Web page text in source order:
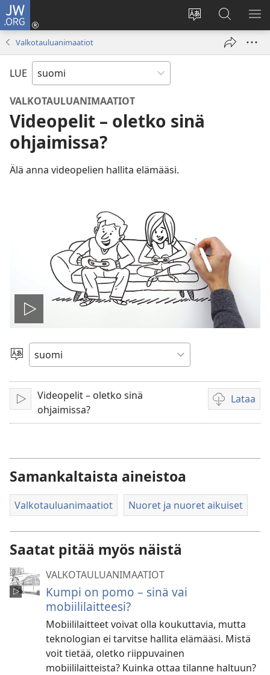
JW.ORG
Vaihda
sivuston
Kirjaudu
(avaa
Hae
JW.ORG-
sivustolta
Valkotauluanimaatiot
LUE
VALKOTAULUANIMAATIOT
Videopelit – oletko sinä
ohjaimissa?
Älä anna videopelien hallita elämääsi.
Toista
video
Valitse
Toista
Videopelit – oletko sinä
ohjaimissa?
Lataa
Videoiden
Samankaltaista aineistoa
Valkotauluanimaatiot Nuoret ja nuoret aikuiset
Saatat pitää myös näistä
VALKOTAULUANIMAATIOT
Kumpi on pomo – sinä vai
mobiililaitteesi?
Mobiililaitteet voivat olla koukuttavia, mutta
teknologian ei tarvitse hallita elämääsi. Mistä
voit tietää, oletko riippuvainen
mobiililaitteista? Kuinka ottaa tilanne haltuun?